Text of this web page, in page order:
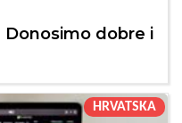
Donosimo dobre i
HRVATSKA